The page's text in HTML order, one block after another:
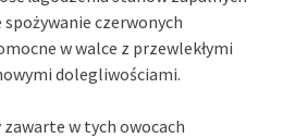
czerwonych
w walce z przewlekłymi
dolegliwościami.
zawarte w tych owocach